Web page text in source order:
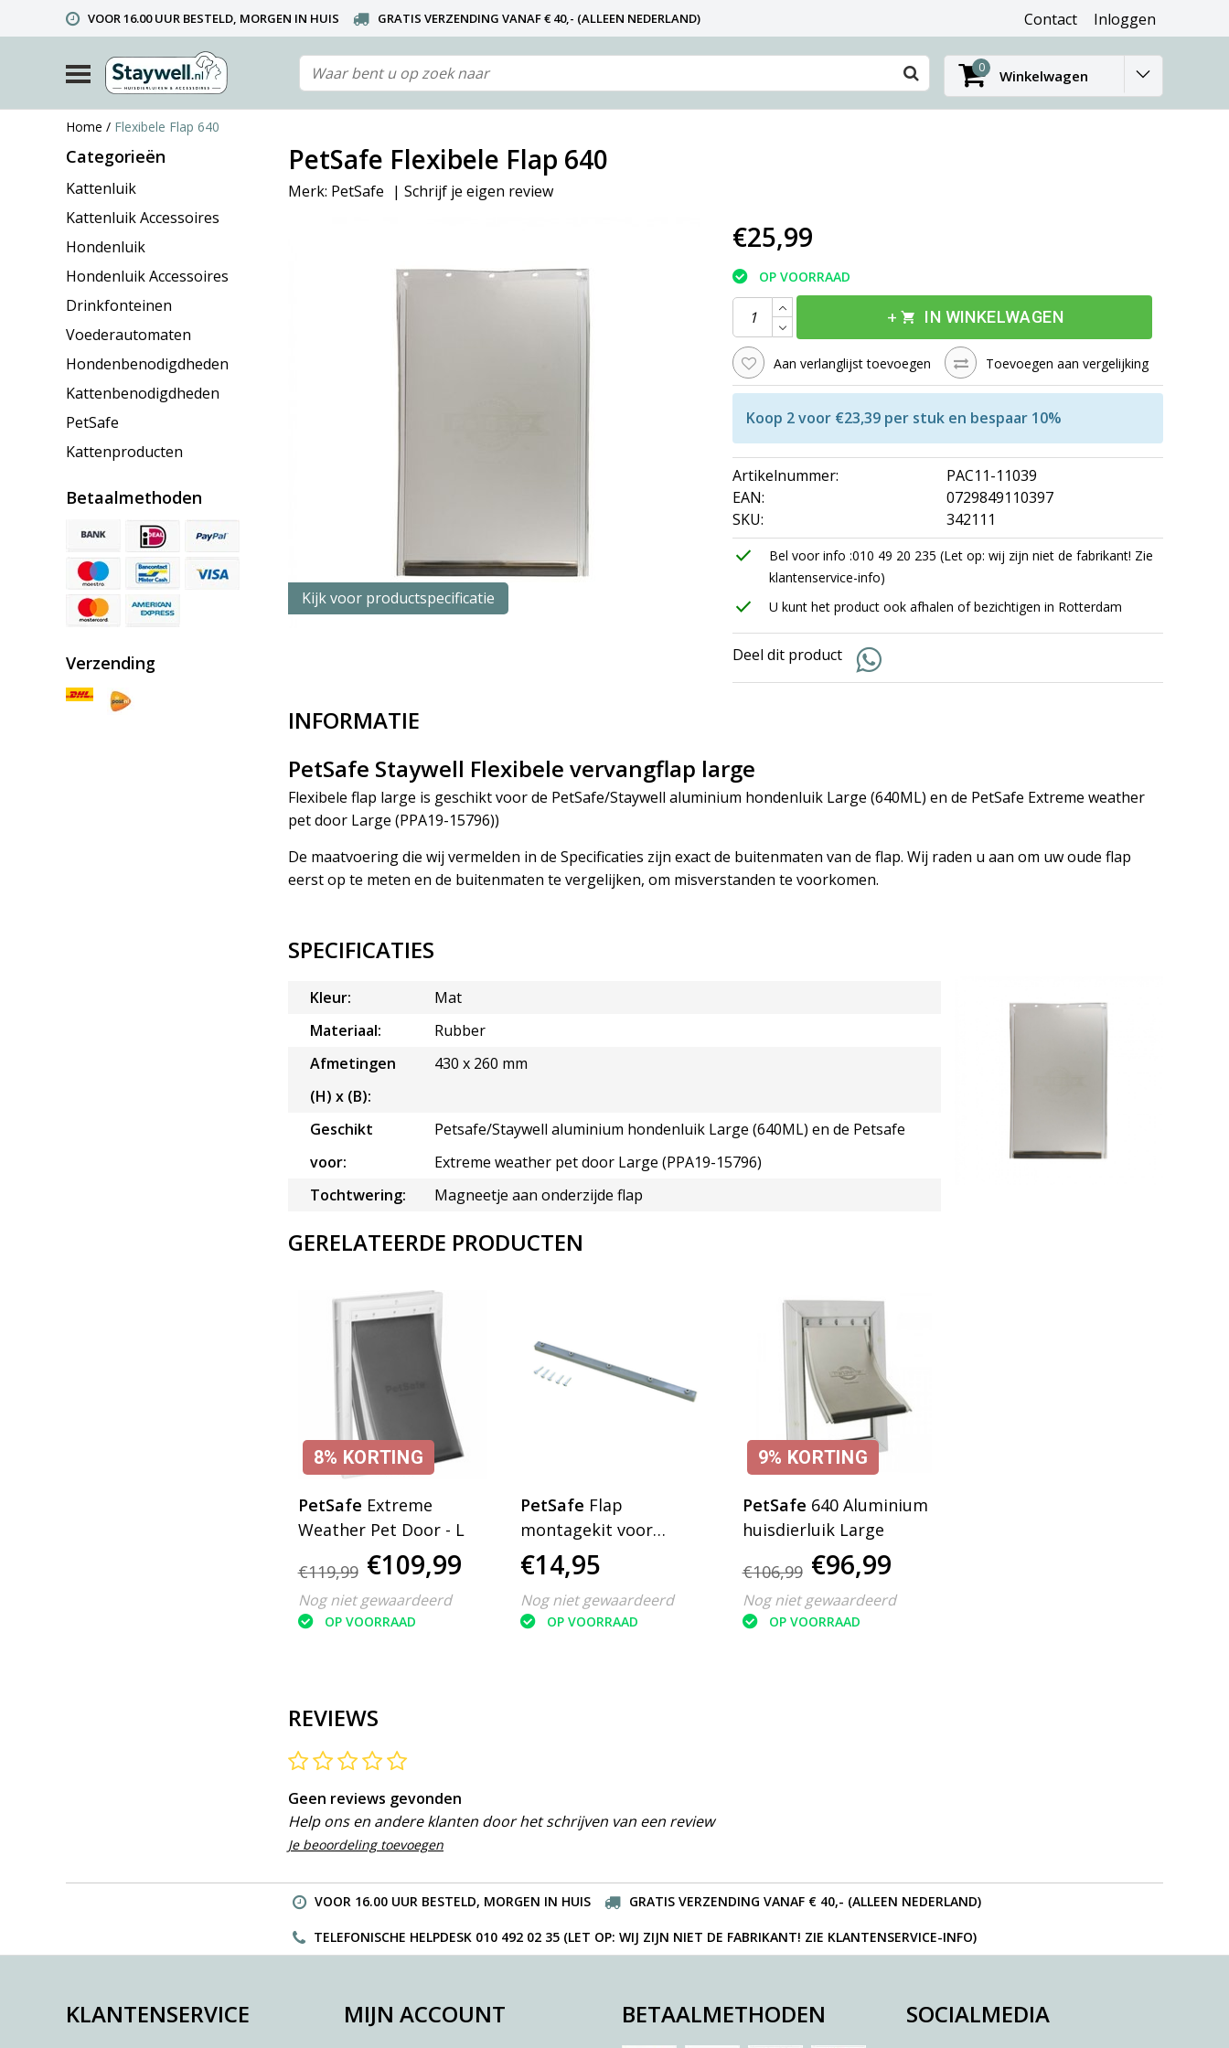
VOOR 16.00 UUR BESTELD, MORGEN IN HUIS GRATIS VERZENDING VANAF € 40,- (ALLEEN NEDERLAND)
TELEFONISCHE HELPDESK 010 492 02 35 (LET OP: WIJ ZIJN NIET DE FABRIKANT! ZIE KLANTENSERVICE-INFO)
Contact Inloggen
0 Winkelwagen
Home / Flexibele Flap 640
Categorieën
Kattenluik
Kattenluik Accessoires
Hondenluik
Hondenluik Accessoires
Drinkfonteinen
Voederautomaten
Hondenbenodigdheden
Kattenbenodigdheden
PetSafe
Kattenproducten
Betaalmethoden
Verzending
PetSafe Flexibele Flap 640
Merk: PetSafe | Schrijf je eigen review
Kijk voor productspecificatie
€25,99
OP VOORRAAD
addshopping_cart IN WINKELWAGEN
Aan verlanglijst toevoegen Toevoegen aan vergelijking
Koop 2 voor €23,39 per stuk en bespaar 10%
Artikelnummer:
PAC11-11039
EAN:
0729849110397
SKU:
342111
check
Bel voor info :010 49 20 235 (Let op: wij zijn niet de fabrikant! Zie
klantenservice-info)
check U kunt het product ook afhalen of bezichtigen in Rotterdam
Deel dit product
INFORMATIE
PetSafe Staywell Flexibele vervangflap large
Flexibele flap large is geschikt voor de PetSafe/Staywell aluminium hondenluik Large (640ML) en de PetSafe Extreme weather
pet door Large (PPA19-15796))
De maatvoering die wij vermelden in de Specificaties zijn exact de buitenmaten van de flap. Wij raden u aan om uw oude flap
eerst op te meten en de buitenmaten te vergelijken, om misverstanden te voorkomen.
SPECIFICATIES
Kleur:
Mat
Materiaal:
Rubber
Afmetingen
(H) x (B):
430 x 260 mm
Geschikt
voor:
Petsafe/Staywell aluminium hondenluik Large (640ML) en de Petsafe
Extreme weather pet door Large (PPA19-15796)
Tochtwering:
Magneetje aan onderzijde flap
GERELATEERDE PRODUCTEN
8% KORTING
PetSafe Extreme
Weather Pet Door - L
€119,99 €109,99
Nog niet gewaardeerd
OP VOORRAAD
PetSafe Flap
montagekit voor
petsafe 640 serie Large
en Extreme Weather
Large
€14,95
Nog niet gewaardeerd
OP VOORRAAD
9% KORTING
PetSafe 640 Aluminium
huisdierluik Large
€106,99 €96,99
Nog niet gewaardeerd
OP VOORRAAD
REVIEWS
Geen reviews gevonden
Help ons en andere klanten door het schrijven van een review
Je beoordeling toevoegen
VOOR 16.00 UUR BESTELD, MORGEN IN HUIS GRATIS VERZENDING VANAF € 40,- (ALLEEN NEDERLAND)
TELEFONISCHE HELPDESK 010 492 02 35 (LET OP: WIJ ZIJN NIET DE FABRIKANT! ZIE KLANTENSERVICE-INFO)
KLANTENSERVICE MIJN ACCOUNT BETAALMETHODEN SOCIALMEDIA